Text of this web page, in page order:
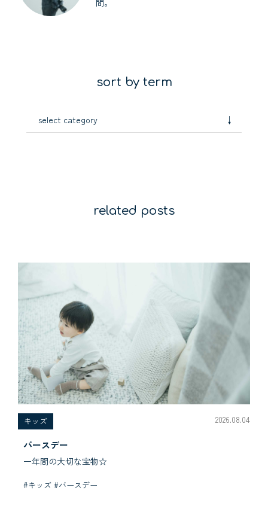
sort by term
select category ↓
related posts
キッズ 2026.08.04
バースデー
一年間の大切な宝物☆
#キッズ #バースデー